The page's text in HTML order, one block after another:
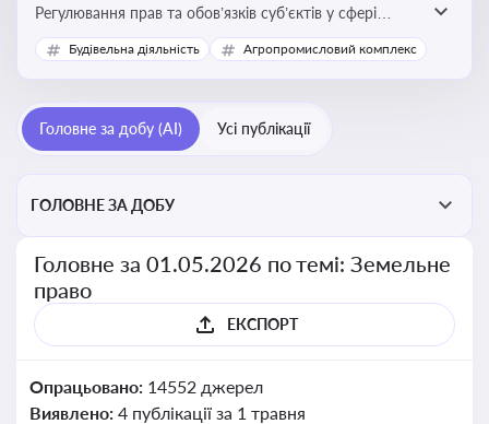
Регулювання прав та обов’язків суб’єктів у сфері
користування землею, земельний сервітут, що є
критично важливим для захисту майнових прав
ефективного управління земельними ресурсами
Будівельна діяльність Агропромисловий комплекс
Головне за добу (AI) Усі публікації
ГОЛОВНЕ ЗА ДОБУ
Головне за 01.05.2026 по темі: Земельне
право
ЕКСПОРТ
Опрацьовано: 14552 джерел
Виявлено: 4 публікації за 1 травня